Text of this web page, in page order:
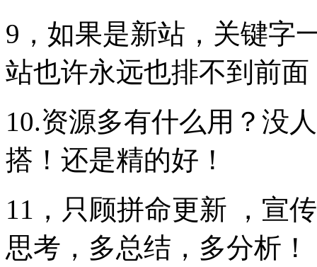
9，如果是新站，关键字
站也许永远也排不到前面
10.资源多有什么用？没
搭！还是精的好！
11，只顾拼命更新 ，宣
思考，多总结，多分析！